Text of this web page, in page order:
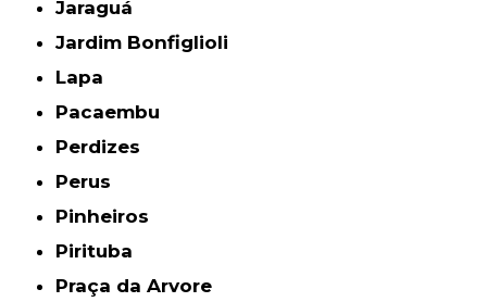
Jaraguá
Jardim Bonfiglioli
Lapa
Pacaembu
Perdizes
Perus
Pinheiros
Pirituba
Praça da Arvore